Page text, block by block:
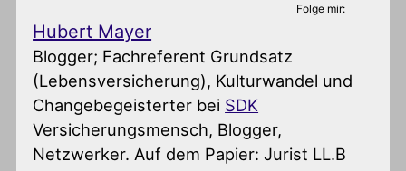
Folge mir:
Hubert Mayer
Blogger; Fachreferent Grundsatz
(Lebensversicherung), Kulturwandel und
Changebegeisterter bei SDK
Versicherungsmensch, Blogger,
Netzwerker. Auf dem Papier: Jurist LL.B